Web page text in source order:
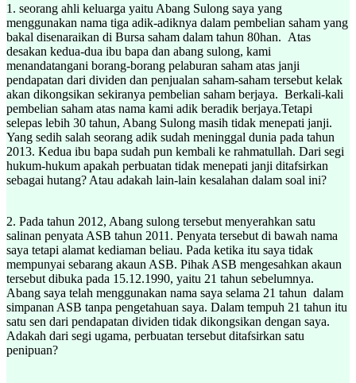
1. seorang ahli keluarga yaitu Abang Sulong saya yang
menggunakan nama tiga adik-adiknya dalam pembelian saham yang
bakal disenaraikan di Bursa saham dalam tahun 80han. Atas
desakan kedua-dua ibu bapa dan abang sulong, kami
menandatangani borang-borang pelaburan saham atas janji
pendapatan dari dividen dan penjualan saham-saham tersebut kelak
akan dikongsikan sekiranya pembelian saham berjaya. Berkali-kali
pembelian saham atas nama kami adik beradik berjaya.Tetapi
selepas lebih 30 tahun, Abang Sulong masih tidak menepati janji.
Yang sedih salah seorang adik sudah meninggal dunia pada tahun
2013. Kedua ibu bapa sudah pun kembali ke rahmatullah. Dari segi
hukum-hukum apakah perbuatan tidak menepati janji ditafsirkan
sebagai hutang? Atau adakah lain-lain kesalahan dalam soal ini?
2. Pada tahun 2012, Abang sulong tersebut menyerahkan satu
salinan penyata ASB tahun 2011. Penyata tersebut di bawah nama
saya tetapi alamat kediaman beliau. Pada ketika itu saya tidak
mempunyai sebarang akaun ASB. Pihak ASB mengesahkan akaun
tersebut dibuka pada 15.12.1990, yaitu 21 tahun sebelumnya.
Abang saya telah menggunakan nama saya selama 21 tahun dalam
simpanan ASB tanpa pengetahuan saya. Dalam tempuh 21 tahun itu
satu sen dari pendapatan dividen tidak dikongsikan dengan saya.
Adakah dari segi ugama, perbuatan tersebut ditafsirkan satu
penipuan?